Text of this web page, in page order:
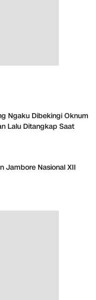
Ngaku Dibekingi Oknum
Lalu Ditangkap Saat
Jambore Nasional XII